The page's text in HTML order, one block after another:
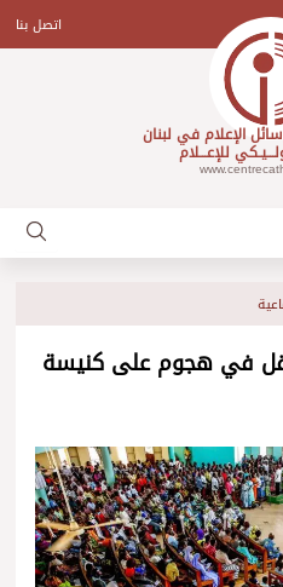
اتصل بنا
الإعلام في لبنان
للإعـــلام
الأقل في هجوم على كنيسة